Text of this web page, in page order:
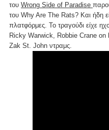
του Wrong Side of Paradise
του Why Are The Rats? Και ήδη
πλατφόρμες. Το τραγούδι είχε
Ricky Warwick, Robbie Crane on
Zak St. John ντραμς.